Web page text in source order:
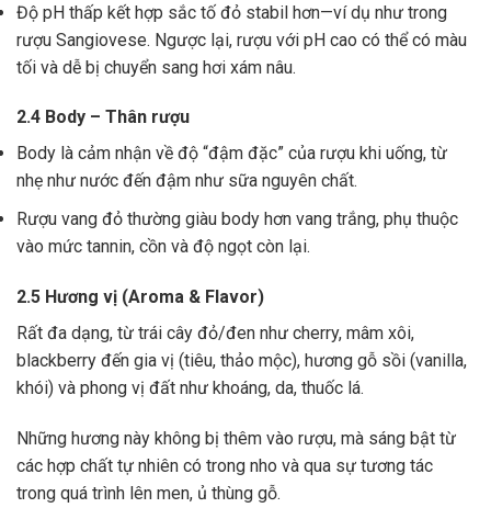
Độ pH thấp kết hợp sắc tố đỏ stabil hơn—ví dụ như trong
rượu Sangiovese. Ngược lại, rượu với pH cao có thể có màu
tối và dễ bị chuyển sang hơi xám nâu.
2.4 Body – Thân rượu
Body là cảm nhận về độ “đậm đặc” của rượu khi uống, từ
nhẹ như nước đến đậm như sữa nguyên chất.
Rượu vang đỏ thường giàu body hơn vang trắng, phụ thuộc
vào mức tannin, cồn và độ ngọt còn lại.
2.5 Hương vị (Aroma & Flavor)
Rất đa dạng, từ trái cây đỏ/đen như cherry, mâm xôi,
blackberry đến gia vị (tiêu, thảo mộc), hương gỗ sồi (vanilla,
khói) và phong vị đất như khoáng, da, thuốc lá.
Những hương này không bị thêm vào rượu, mà sáng bật từ
các hợp chất tự nhiên có trong nho và qua sự tương tác
trong quá trình lên men, ủ thùng gỗ.